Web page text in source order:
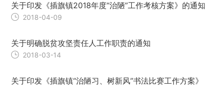
关于印发《插旗镇2018年度“治陋”工作考核方案》的通知
2018-04-09
关于明确脱贫攻坚责任人工作职责的通知
2018-03-14
关于印发《插旗镇“治陋习、树新风”书法比赛工作方案》